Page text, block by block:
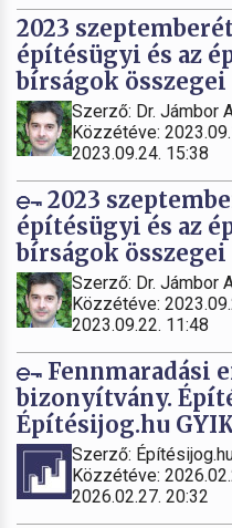
2023
építésügyi és az
bírságok összegei
Szerző: Dr. Jámbor
Közzétéve:
2023.09.24. 15:38
2023
építésügyi és az
bírságok összegei
Szerző: Dr. Jámbor
Közzétéve:
2023.09.22. 11:48
Fennmaradási
bizonyítvány.
Építésijog.hu
Szerző:
Közzétéve:
2026.02.27. 20:32